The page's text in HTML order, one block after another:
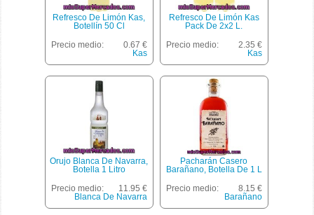
Refresco De Limón Kas,
Botellín 50 Cl
Precio medio:
0.67 €
Kas
Refresco De Limón Kas
Pack De 2x2 L.
Precio medio:
2.35 €
Kas
Orujo Blanca De Navarra,
Botella 1 Litro
Precio medio:
11.95 €
Blanca De Navarra
Pacharán Casero
Barañano, Botella De 1 L
Precio medio:
8.15 €
Barañano